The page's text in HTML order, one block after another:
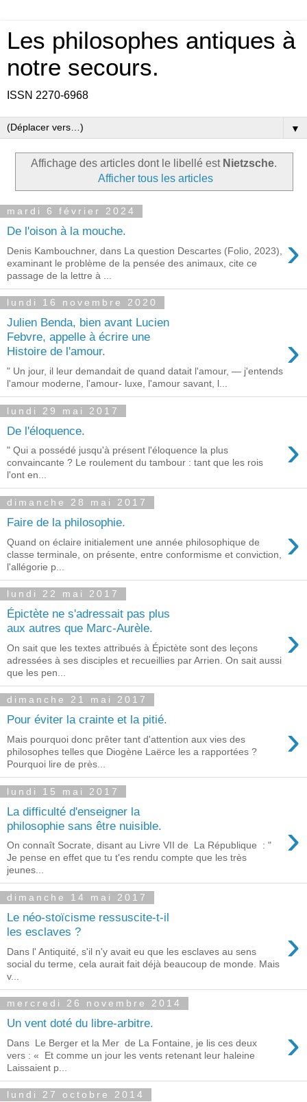
Les philosophes antiques à
notre secours.
ISSN 2270-6968
▼
Affichage des articles dont le libellé est Nietzsche.
Afficher tous les articles
mardi 6 février 2024
De l'oison à la mouche. ›
Denis Kambouchner, dans La question Descartes (Folio, 2023),
examinant le problème de la pensée des animaux, cite ce
passage de la lettre à ...
lundi 16 novembre 2020
Julien Benda, bien avant Lucien
Febvre, appelle à écrire une
Histoire de l'amour.
›
" Un jour, il leur demandait de quand datait l'amour, — j'entends
l'amour moderne, l'amour- luxe, l'amour savant, l...
lundi 29 mai 2017
De l'éloquence. ›
" Qui a possédé jusqu'à présent l'éloquence la plus
convaincante ? Le roulement du tambour : tant que les rois
l'ont en...
dimanche 28 mai 2017
Faire de la philosophie. ›
Quand on éclaire initialement une année philosophique de
classe terminale, on présente, entre conformisme et conviction,
l'allégorie p...
lundi 22 mai 2017
Épictète ne s'adressait pas plus
aux autres que Marc-Aurèle.
›
On sait que les textes attribués à Épictète sont des leçons
adressées à ses disciples et recueillies par Arrien. On sait aussi
que les pen...
dimanche 21 mai 2017
Pour éviter la crainte et la pitié. ›
Mais pourquoi donc prêter tant d'attention aux vies des
philosophes telles que Diogène Laërce les a rapportées ?
Pourquoi lire de près...
lundi 15 mai 2017
La difficulté d'enseigner la
philosophie sans être nuisible.
›
On connaît Socrate, disant au Livre VII de La République : "
Je pense en effet que tu t'es rendu compte que les très
jeunes...
dimanche 14 mai 2017
Le néo-stoïcisme ressuscite-t-il
les esclaves ?
›
Dans l' Antiquité, s'il n'y avait eu que les esclaves au sens
social du terme, cela aurait fait déjà beaucoup de monde. Mais
v...
mercredi 26 novembre 2014
Un vent doté du libre-arbitre. ›
Dans Le Berger et la Mer de La Fontaine, je lis ces deux
vers : « Et comme un jour les vents retenant leur haleine
Laissaient p...
lundi 27 octobre 2014